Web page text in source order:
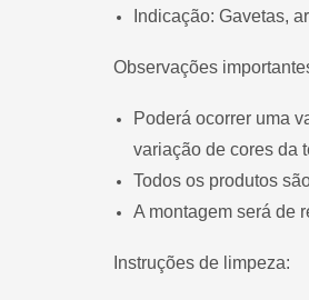
Indicação: Gavetas,
Observações
Poderá ocorrer uma
variação de cores da
Todos os produtos
A montagem será de
Instruções de limpeza: